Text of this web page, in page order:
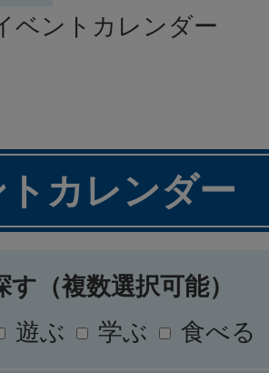
ベントカレンダー
カレンダー
（複数選択可能）
遊ぶ 学ぶ 食べる